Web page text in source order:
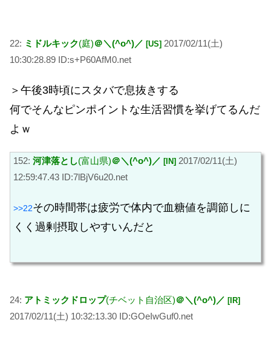
22: ミドルキック(庭)＠＼(^o^)／ [US] 2017/02/11(土)
10:30:28.89 ID:s+P60AfM0.net
＞午後3時頃にスタバで息抜きする
何でそんなピンポイントな生活習慣を挙げてるんだ
よｗ
152: 河津落とし(富山県)＠＼(^o^)／ [IN] 2017/02/11(土)
12:59:47.43 ID:7lBjV6u20.net
>>22その時間帯は疲労で体内で血糖値を調節しに
くく過剰摂取しやすいんだと
24: アトミックドロップ(チベット自治区)＠＼(^o^)／ [IR]
2017/02/11(土) 10:32:13.30 ID:GOeIwGuf0.net